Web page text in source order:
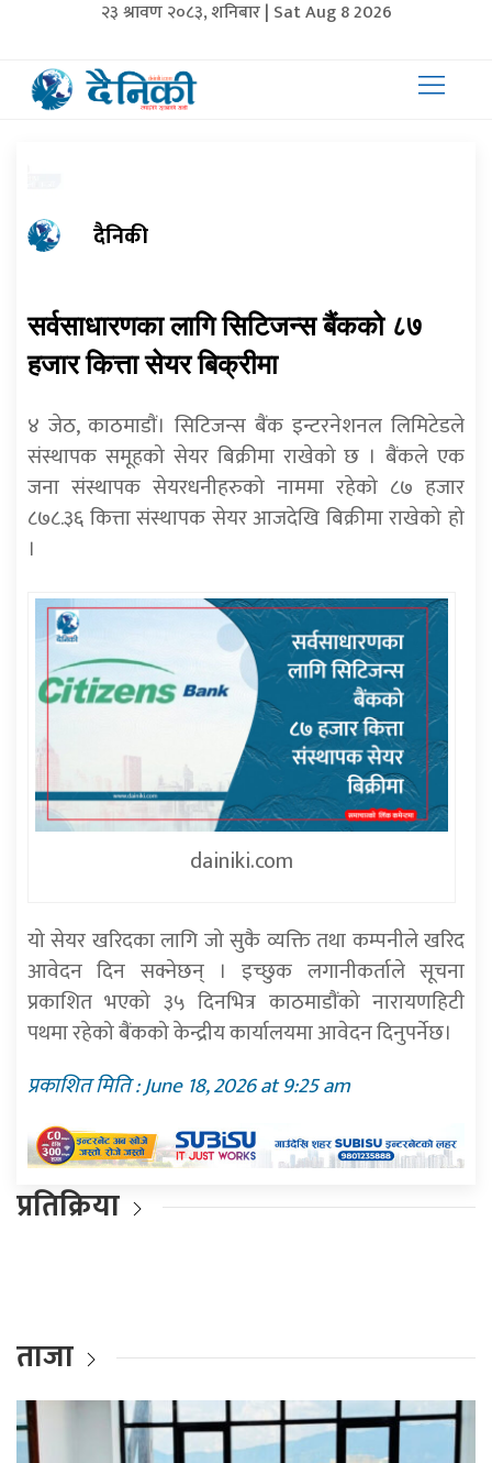
२३ श्रावण २०८३, शनिबार | Sat Aug 8 2026
दैनिकी
सर्वसाधारणका लागि सिटिजन्स बैंकको ८७
हजार कित्ता सेयर बिक्रीमा
४ जेठ, काठमाडाैं। सिटिजन्स बैंक इन्टरनेशनल लिमिटेडले
संस्थापक समूहको सेयर बिक्रीमा राखेको छ । बैंकले एक
जना संस्थापक सेयरधनीहरुको नाममा रहेको ८७ हजार
८७८.३६ कित्ता संस्थापक सेयर आजदेखि बिक्रीमा राखेको हो
।
dainiki.com
यो सेयर खरिदका लागि जो सुकै व्यक्ति तथा कम्पनीले खरिद
आवेदन दिन सक्नेछन् । इच्छुक लगानीकर्ताले सूचना
प्रकाशित भएको ३५ दिनभित्र काठमाडाैंको नारायणहिटी
पथमा रहेको बैंकको केन्द्रीय कार्यालयमा आवेदन दिनुपर्नेछ।
प्रकाशित मिति : June 18, 2026 at 9:25 am
प्रतिक्रिया
ताजा